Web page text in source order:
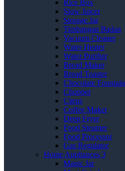
Rice Box
Slow Juicer
Storage Jar
Timbangan Badan
Vacuum Cleaner
Water Heater
Water Purifier
Bread Maker
Bread Toaster
Chocolate Fountain
Chopper
Citrus
Coffee Maker
Deep Fryer
Food Steamer
Food Processor
Gas Regulator
Home Appliances 3
Magic Jar